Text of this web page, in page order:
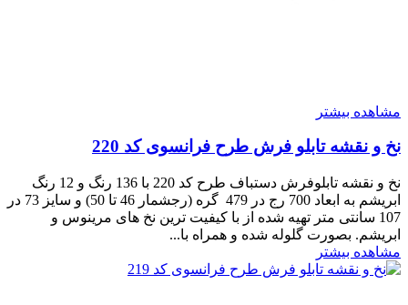
مشاهده بیشتر
نخ و نقشه تابلو فرش طرح فرانسوی کد 220
نخ و نقشه تابلوفرش دستباف طرح کد 220 با 136 رنگ و 12 رنگ
ابریشم به ابعاد 700 رج در 479 گره (رجشمار 46 تا 50) و سایز 73 در
107 سانتی متر تهیه شده از با کیفیت ترین نخ های مرینوس و
ابریشم. بصورت گلوله شده و همراه با...
مشاهده بیشتر